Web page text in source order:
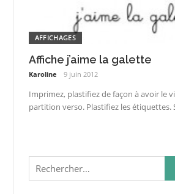
AFFICHAGES
Affiche j’aime la galette
Karoline 9 juin 2012
Imprimez, plastifiez de façon à avoir le
partition verso. Plastifiez les étiquettes.
Rechercher :